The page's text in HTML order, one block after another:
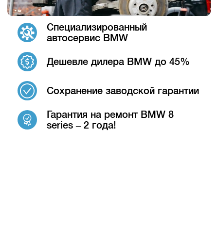
Специализированный
автосервис BMW
Дешевле дилера BMW до 45%
Сохранение заводской гарантии
Гарантия на ремонт BMW 8
series – 2 года!